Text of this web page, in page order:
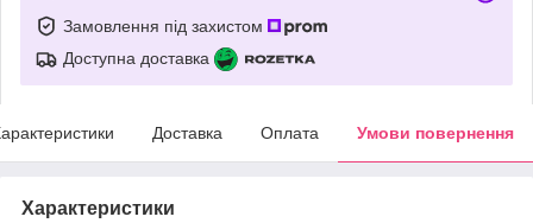
Замовлення під захистом
Доступна доставка
Доставка Оплата Умови повернення
Характеристики